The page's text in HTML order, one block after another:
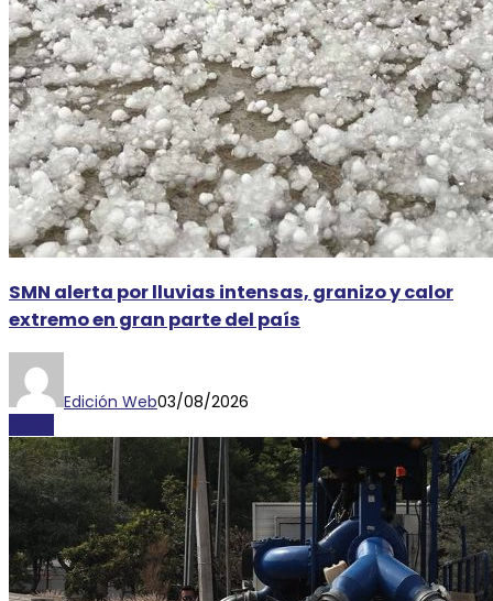
SMN alerta por lluvias intensas, granizo y calor
extremo en gran parte del país
Edición Web03/08/2026